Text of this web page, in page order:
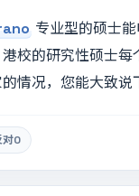
专业型的硕士
校的研究性硕士
情况，您能大致说
对0